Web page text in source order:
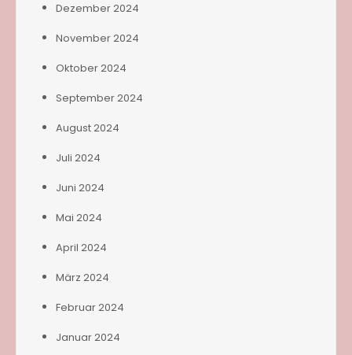
Dezember 2024
November 2024
Oktober 2024
September 2024
August 2024
Juli 2024
Juni 2024
Mai 2024
April 2024
März 2024
Februar 2024
Januar 2024